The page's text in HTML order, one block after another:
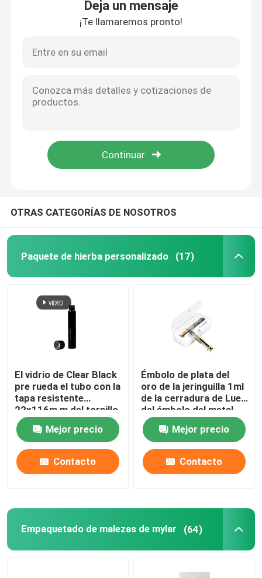
Empaquetado de malezas de mylar
Tarro de hierba de plástico
Niño Tin Box resistente
Empapele pre la caja del rollo
Otra caja de papel
Tarro de cristal del concentrado
Tarro de cristal de la tapa de bambú
Tarro de cristal de Borosilicate
Botella de cristal del dropper
Molinillo de hierbas y tabaco
Deja un mensaje
¡Te llamaremos pronto!
OTRAS CATEGORÍAS DE NOSOTROS
Paquete de hierba personalizado (17)
El vidrio de Clear Black
pre rueda el tubo con la
tapa resistente
22x116m m del tornillo
del niño
Mejor precio
Contacto
Émbolo de plata del
oro de la jeringuilla 1ml
de la cerradura de Luer
del émbolo del metal
del cáñamo de las
jeringuillas de cristal
del aceite
Mejor precio
Contacto
Empaquetado de malezas de mylar (64)